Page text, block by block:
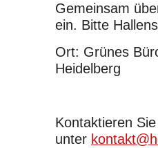
Gemeinsam
ein. Bitte
Ort: Grünes
Heidelberg
Kontaktieren
unter